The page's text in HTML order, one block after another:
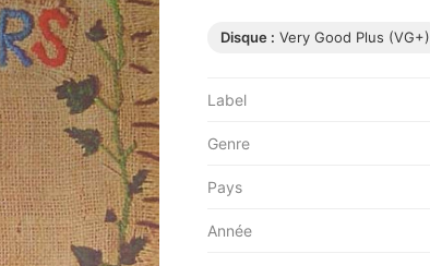
Disque : Very Good Plus (VG+)
Label
Genre
Pays
Année